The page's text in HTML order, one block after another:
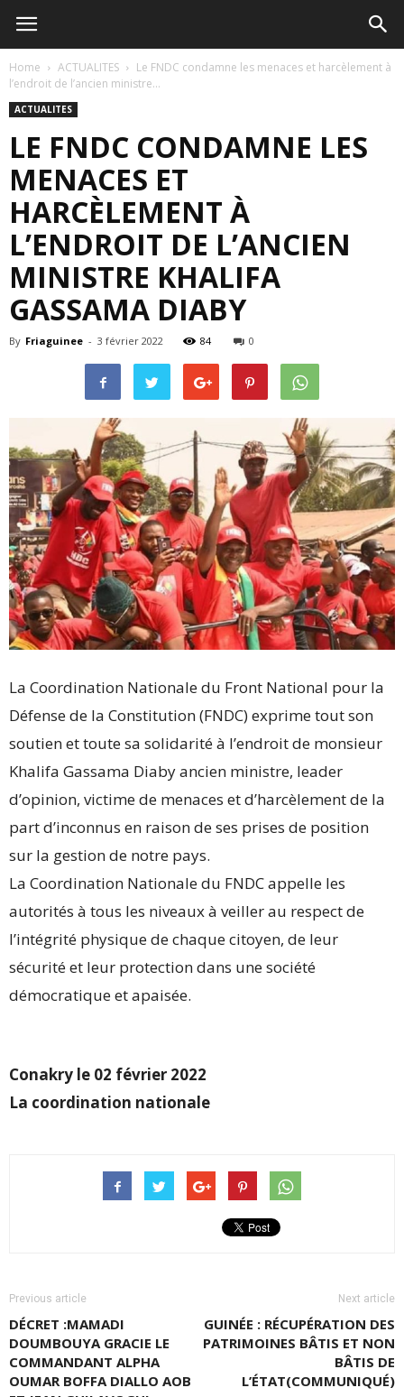
Home ACTUALITES
Le FNDC condamne les menaces et harcèlement à
l’endroit de l’ancien ministre...
ACTUALITES
LE FNDC CONDAMNE LES
MENACES ET
HARCÈLEMENT À
L’ENDROIT DE L’ANCIEN
MINISTRE KHALIFA
GASSAMA DIABY
By Friaguinee - 3 février 2022 84 0
La Coordination Nationale du Front National pour la
Défense de la Constitution (FNDC) exprime tout son
soutien et toute sa solidarité à l’endroit de monsieur
Khalifa Gassama Diaby ancien ministre, leader
d’opinion, victime de menaces et d’harcèlement de la
part d’inconnus en raison de ses prises de position
sur la gestion de notre pays.
La Coordination Nationale du FNDC appelle les
autorités à tous les niveaux à veiller au respect de
l’intégrité physique de chaque citoyen, de leur
sécurité et leur protection dans une société
démocratique et apaisée.
Conakry le 02 février 2022
La coordination nationale
Previous article
DÉCRET :MAMADI
DOUMBOUYA GRACIE LE
COMMANDANT ALPHA
OUMAR BOFFA DIALLO AOB
Next article
GUINÉE : RÉCUPÉRATION DES
PATRIMOINES BÂTIS ET NON
BÂTIS DE
L’ÉTAT(COMMUNIQUÉ)